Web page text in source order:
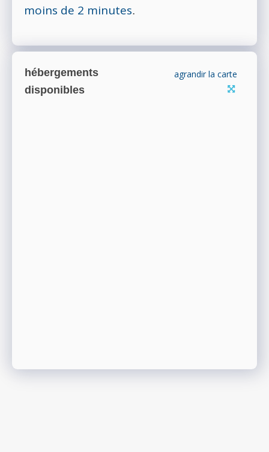
moins de 2 minutes.
hébergements
disponibles
agrandir la carte